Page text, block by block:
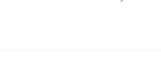
ja liikenne